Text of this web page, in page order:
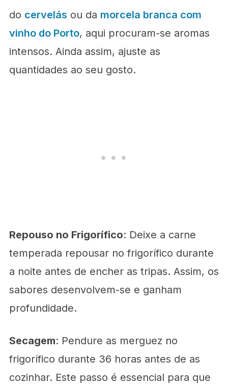
do cervelás ou da morcela branca com
vinho do Porto, aqui procuram-se aromas
intensos. Ainda assim, ajuste as
quantidades ao seu gosto.
Repouso no Frigorífico: Deixe a carne
temperada repousar no frigorífico durante
a noite antes de encher as tripas. Assim, os
sabores desenvolvem-se e ganham
profundidade.
Secagem: Pendure as merguez no
frigorífico durante 36 horas antes de as
cozinhar. Este passo é essencial para que